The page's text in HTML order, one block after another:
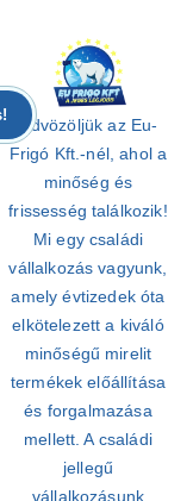
Üdvözöljük az Eu-
Frigó Kft.-nél, ahol a
minőség és
frissesség találkozik!
Mi egy családi
vállalkozás vagyunk,
amely évtizedek óta
elkötelezett a kiváló
minőségű mirelit
termékek előállítása
és forgalmazása
mellett. A családi
jellegű
vállalkozásunk